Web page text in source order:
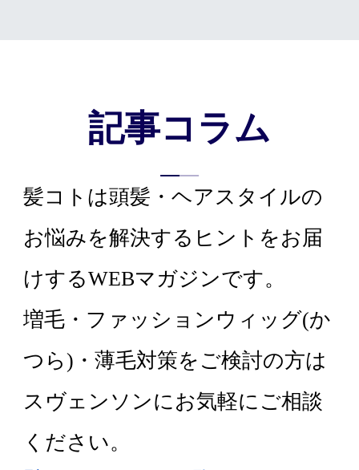
記事コラム
髪コトは頭髪・ヘアスタイルの
お悩みを解決するヒントをお届
けするWEBマガジンです。
増毛・ファッションウィッグ(か
つら)・薄毛対策をご検討の方は
スヴェンソンにお気軽にご相談
ください。